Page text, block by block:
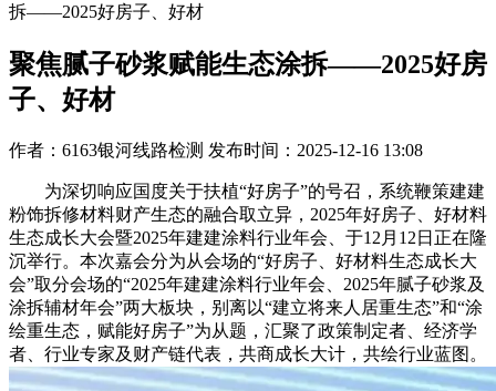
拆——2025好房子、好材
聚焦腻子砂浆赋能生态涂拆——2025好房
子、好材
作者：6163银河线路检测 发布时间：2025-12-16 13:08
为深切响应国度关于扶植“好房子”的号召，系统鞭策建建
粉饰拆修材料财产生态的融合取立异，2025年好房子、好材料
生态成长大会暨2025年建建涂料行业年会、于12月12日正在隆
沉举行。本次嘉会分为从会场的“好房子、好材料生态成长大
会”取分会场的“2025年建建涂料行业年会、2025年腻子砂浆及
涂拆辅材年会”两大板块，别离以“建立将来人居重生态”和“涂
绘重生态，赋能好房子”为从题，汇聚了政策制定者、经济学
者、行业专家及财产链代表，共商成长大计，共绘行业蓝图。